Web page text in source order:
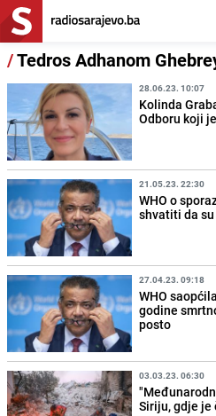
/Tedros Adhanom
28.06.23. 10:07
Kolinda
Odboru koji
21.05.23. 22:30
WHO o
shvatiti da
27.04.23. 09:18
WHO
godine
posto
03.03.23. 06:30
Siriju, gdje je